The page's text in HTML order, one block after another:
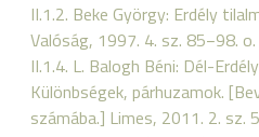
II.1.2. Beke György: Erdély
Valóság, 1997. 4. sz. 85−98. o.
II.1.4. L. Balogh Béni: Dél-
Különbségek, párhuzamok.
számába.] Limes, 2011. 2. sz.